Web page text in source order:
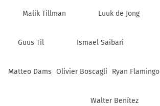
Malik Tillman Luuk de Jong
Guus Til Ismael Saibari
Matteo Dams Olivier Boscagli Ryan Flamingo
Walter Benítez